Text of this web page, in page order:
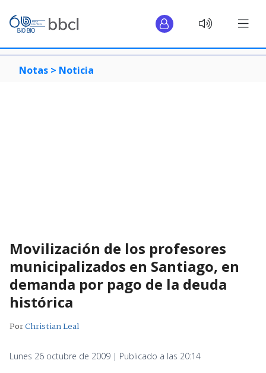
Notas > Noticia
Movilización de los profesores
municipalizados en Santiago, en
demanda por pago de la deuda
histórica
PorChristian Leal
Lunes 26 octubre de 2009 | Publicado a las 20:14